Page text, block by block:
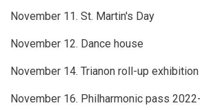
November 11. St. Martin's Day
November 12. Dance house
November 14. Trianon roll-up exhibition
November 16. Philharmonic pass